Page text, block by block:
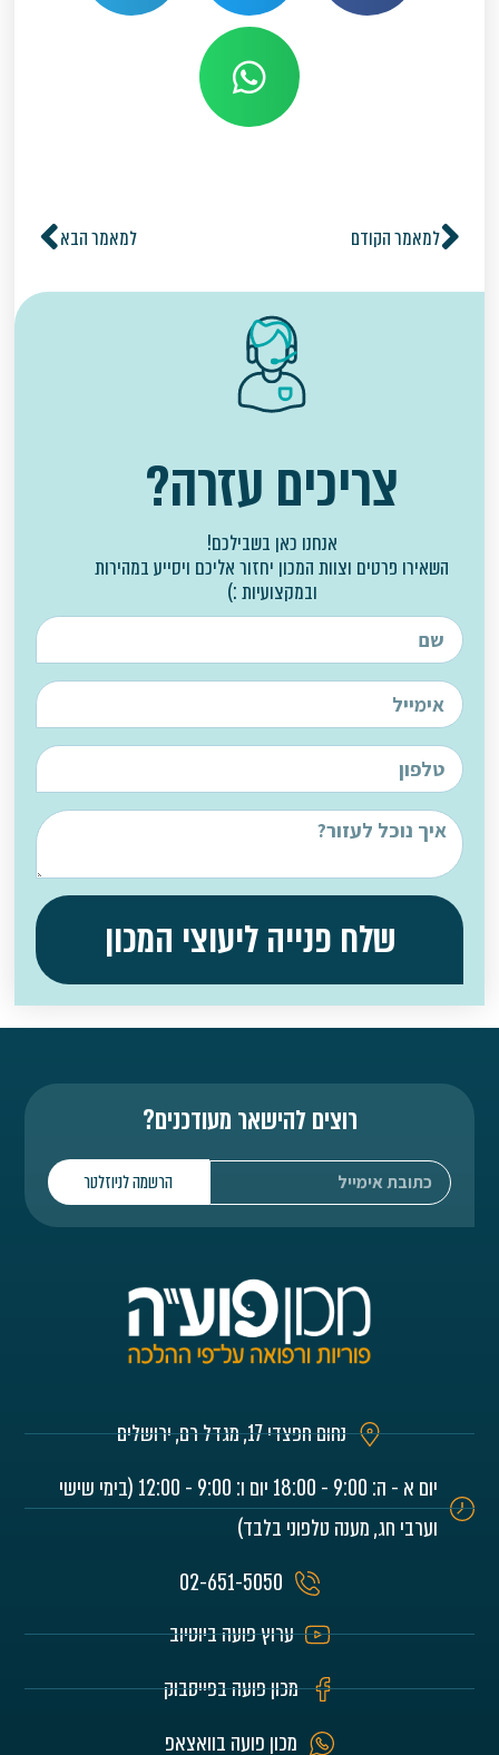
למאמר הקודם למאמר הבא
צריכים עזרה?
אנחנו כאן בשבילכם!
השאירו פרטים וצוות המכון יחזור אליכם ויסייע במהירות
ובמקצועיות :)
שלח פנייה ליעוצי המכון
רוצים להישאר מעודכנים?
הרשמה לניוזלטר
נחום חפצדי 17, מגדל רם, ירושלים
יום א - ה: 9:00 - 18:00 יום ו: 9:00 - 12:00 (בימי שישי
וערבי חג, מענה טלפוני בלבד)
02-651-5050
ערוץ פועה ביוטיוב
מכון פועה בפייסבוק
מכון פועה בוואצאפ